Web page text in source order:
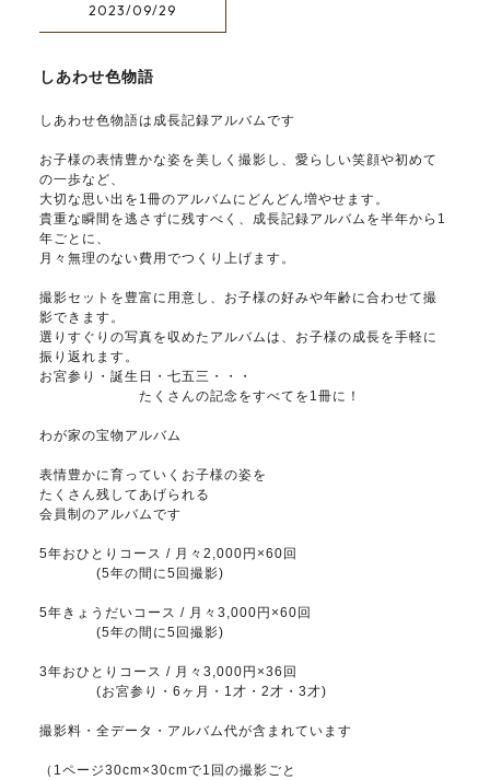
2023/09/29
しあわせ色物語
しあわせ色物語は成長記録アルバムです
お子様の表情豊かな姿を美しく撮影し、愛らしい笑顔や初めて
の一歩など、
大切な思い出を1冊のアルバムにどんどん増やせます。
貴重な瞬間を逃さずに残すべく、成長記録アルバムを半年から1
年ごとに、
月々無理のない費用でつくり上げます。
撮影セットを豊富に用意し、お子様の好みや年齢に合わせて撮
影できます。
選りすぐりの写真を収めたアルバムは、お子様の成長を手軽に
振り返れます。
お宮参り・誕生日・七五三・・・
たくさんの記念をすべてを1冊に！
わが家の宝物アルバム
表情豊かに育っていくお子様の姿を
たくさん残してあげられる
会員制のアルバムです
5年おひとりコース / 月々2,000円×60回
(5年の間に5回撮影)
5年きょうだいコース / 月々3,000円×60回
(5年の間に5回撮影)
3年おひとりコース / 月々3,000円×36回
(お宮参り・6ヶ月・1才・2才・3才)
撮影料・全データ・アルバム代が含まれています
（1ページ30cm×30cmで1回の撮影ごと